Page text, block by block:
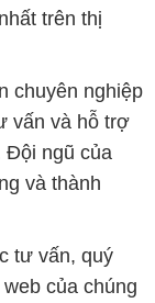
trên thị
chuyên nghiệp
vấn và hỗ trợ
Đội ngũ của
và thành
tư vấn, quý
của chúng